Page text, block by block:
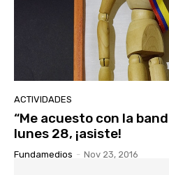
ACTIVIDADES
“Me acuesto con la
lunes 28, ¡asiste!
Fundamedios - Nov 23, 2016